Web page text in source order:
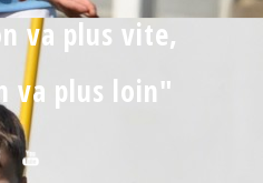
va plus vite,
va plus loin"